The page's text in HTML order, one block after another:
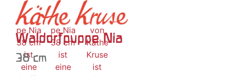
Waldorfpuppe Nia
38 cm